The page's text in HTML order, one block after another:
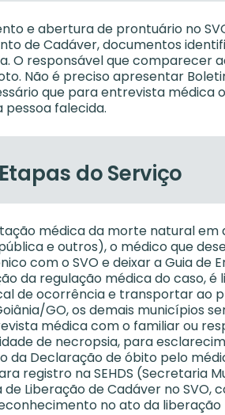
e abertura de prontuário no
de Cadáver, documentos
O responsável que comparecer
Não é preciso apresentar
que para entrevista
pessoa falecida.
do Serviço
médica da morte natural
e outros), o médico que
com o SVO e deixar a Guia de
da regulação médica do caso,
de ocorrência e transportar ao
GO, os demais municípios
médica com o familiar ou
de necropsia, para
da Declaração de óbito pelo
registro na SEHDS (Secretaria
de Liberação de Cadáver no SVO,
no ato da liberação